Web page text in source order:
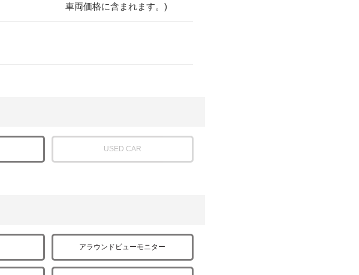
車両価格に含まれます。)
USED CAR
アラウンドビューモニター